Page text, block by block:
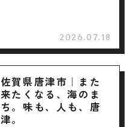
2026.07.18
佐賀県唐津市｜また
来たくなる、海のま
ち。味も、人も、唐
津。